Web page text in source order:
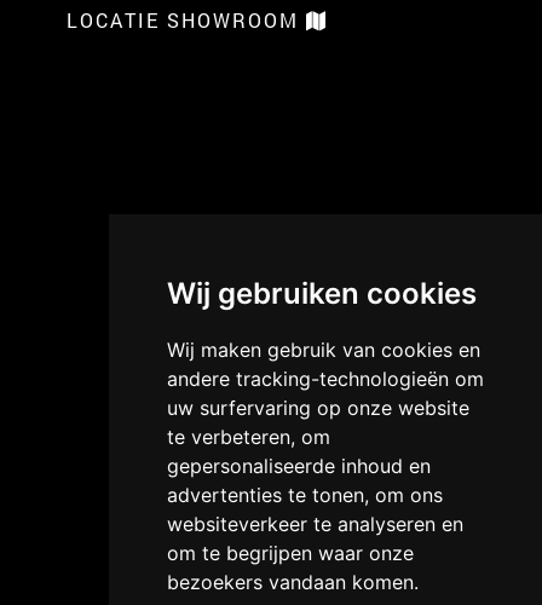
Wij gebruiken cookies
Wij maken gebruik van cookies en
andere tracking-technologieën om
uw surfervaring op onze website
te verbeteren, om
gepersonaliseerde inhoud en
advertenties te tonen, om ons
websiteverkeer te analyseren en
om te begrijpen waar onze
bezoekers vandaan komen.
LOCATIE SHOWROOM